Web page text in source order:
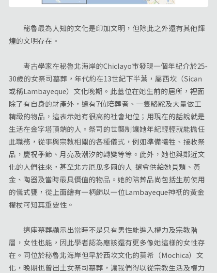
秘魯最為人知的文化是印加文明，但除此之外還有其他輝
煌的文明存在。
考古學家在秘魯北海岸的Chiclayo市發現一個年紀介於25-
30歲的女祭司墓葬，年代約在13世紀下半葉，屬西坎（Sican
或稱Lambayeque）文化晚期。此墓位在她生前的居所，裡面
除了有自身的財產外，還有7位陪葬者、一隻駱駝及大量做工
精緻的物品，這表示她有很高的社會地位；用現在的話說就是
生活在金字塔頂端的人。祭司的世襲制讓她年紀輕輕就能擔任
此職務，從事與宗教相關的各種儀式，例如準備犧牲、接收祭
品，慶祝季節、月亮及潮汐的轉變等等。此外，她也與鄰近文
化的人們往來，甚至北方厄瓜多爾的人 還會供給她貝類、黃
金、陶器及當時最具價值的物品。她的陪葬品尚包括生前使用
的儀式甕，從上面繪有一柄飾以一位Lambayeque神祇的黃金
權杖可知其重要性。
這座墓葬顯示出當時不是只有男性能進入權力及宗教階
層，女性也能，因此學者認為應該還有更多像她這樣的女性存
在。同位於秘魯北海岸但早於西坎文化的莫希（Mochica）文
化，晚期也曾出土女祭司墓葬，讓我們得以從宗教生活及權力